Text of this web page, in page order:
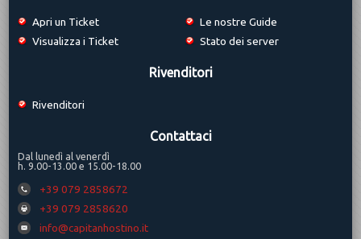
Apri un Ticket
Visualizza i Ticket
Le nostre Guide
Stato dei server
Rivenditori
Rivenditori
Contattaci
Dal lunedì al venerdì
h. 9.00-13.00 e 15.00-18.00
+39 079 2858672
+39 079 2858620
info@capitanhostino.it